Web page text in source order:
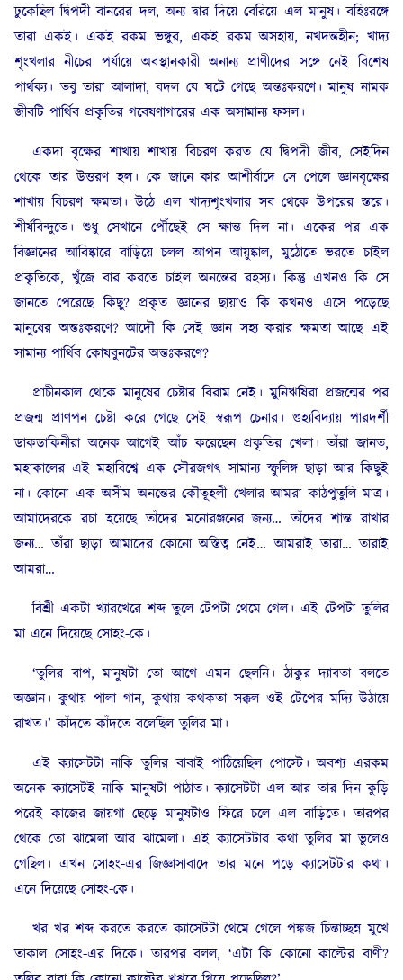
ঢুকেছিল দ্বিপদী বানরের দল, অন্য দ্বার দিয়ে বেরিয়ে এল মানুষ। বহিঃরঙ্গে
তারা একই। একই রকম ভঙ্গুর, একই রকম অসহায়, নখদন্তহীন; খাদ্য
শৃংখলার নীচের পর্যায়ে অবস্থানকারী অনান্য প্রাণীদের সঙ্গে নেই বিশেষ
পার্থক্য। তবু তারা আলাদা, বদল যে ঘটে গেছে অন্তঃকরণে। মানুষ নামক
জীবটি পার্থিব প্রকৃতির গবেষণাগারের এক অসামান্য ফসল।
একদা বৃক্ষের শাখায় শাখায় বিচরণ করত যে দ্বিপদী জীব, সেইদিন
থেকে তার উত্তরণ হল। কে জানে কার আশীর্বাদে সে পেলে জ্ঞানবৃক্ষের
শাখায় বিচরণ ক্ষমতা। উঠে এল খাদ্যশৃংখলার সব থেকে উপরের স্তরে।
শীর্ষবিন্দুতে। শুধু সেখানে পৌঁছেই সে ক্ষান্ত দিল না। একের পর এক
বিজ্ঞানের আবিষ্কারে বাড়িয়ে চলল আপন আয়ুষ্কাল, মুঠোতে ভরতে চাইল
প্রকৃতিকে, খুঁজে বার করতে চাইল অনন্তের রহস্য। কিন্তু এখনও কি সে
জানতে পেরেছে কিছু? প্রকৃত জ্ঞানের ছায়াও কি কখনও এসে পড়েছে
মানুষের অন্তঃকরণে? আদৌ কি সেই জ্ঞান সহ্য করার ক্ষমতা আছে এই
সামান্য পার্থিব কোষবুনটের অন্তঃকরণে?
প্রাচীনকাল থেকে মানুষের চেষ্টার বিরাম নেই। মুনিঋষিরা প্রজন্মের পর
প্রজন্ম প্রাণপন চেষ্টা করে গেছে সেই স্বরূপ চেনার। গুহ্যবিদ্যায় পারদর্শী
ডাকডাকিনীরা অনেক আগেই আঁচ করেছেন প্রকৃতির খেলা। তাঁরা জানত,
মহাকালের এই মহাবিশ্বে এক সৌরজগৎ সামান্য স্ফুলিঙ্গ ছাড়া আর কিছুই
না। কোনো এক অসীম অনন্তের কৌতূহলী খেলার আমরা কাঠপুতুলি মাত্র।
আমাদেরকে রচা হয়েছে তাঁদের মনোরঞ্জনের জন্য… তাঁদের শান্ত রাখার
জন্য… তাঁরা ছাড়া আমাদের কোনো অস্তিত্ব নেই… আমরাই তারা… তারাই
আমরা…
বিশ্রী একটা খ্যারখেরে শব্দ তুলে টেপটা থেমে গেল। এই টেপটা তুলির
মা এনে দিয়েছে সোহং-কে।
‘তুলির বাপ, মানুষটা তো আগে এমন ছেলনি। ঠাকুর দ্যাবতা বলতে
অজ্ঞান। কুথায় পালা গান, কুথায় কথকতা সক্কল ওই টেপের মদ্যি উঠায়ে
রাখত।’ কাঁদতে কাঁদতে বলেছিল তুলির মা।
এই ক্যাসেটটা নাকি তুলির বাবাই পাঠিয়েছিল পোস্টে। অবশ্য এরকম
অনেক ক্যাসেটই নাকি মানুষটা পাঠাত। ক্যাসেটটা এল আর তার দিন কুড়ি
পরেই কাজের জায়গা ছেড়ে মানুষটাও ফিরে চলে এল বাড়িতে। তারপর
থেকে তো ঝামেলা আর ঝামেলা। এই ক্যাসেটটার কথা তুলির মা ভুলেও
গেছিল। এখন সোহং-এর জিজ্ঞাসাবাদে তার মনে পড়ে ক্যাসেটটার কথা।
এনে দিয়েছে সোহং-কে।
খর খর শব্দ করতে করতে ক্যাসেটটা থেমে গেলে পঙ্কজ চিন্তাচ্ছন্ন মুখে
তাকাল সোহং-এর দিকে। তারপর বলল, ‘এটা কি কোনো কাল্টের বাণী?